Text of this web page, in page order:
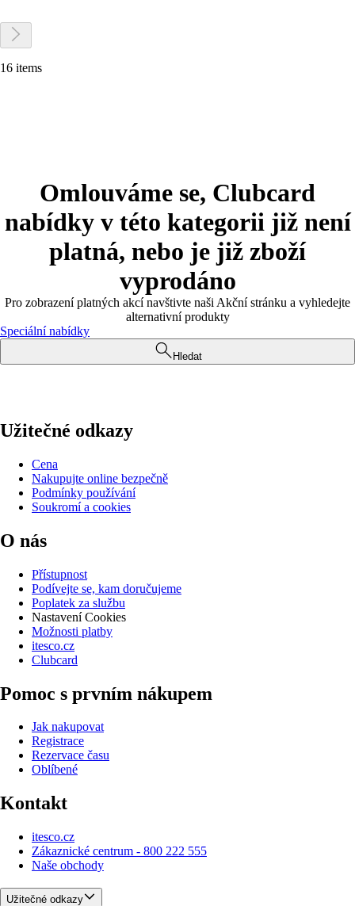
16 items
Omlouváme se, Clubcard
nabídky v této kategorii již není
platná, nebo je již zboží
vyprodáno
Pro zobrazení platných akcí navštivte naši Akční stránku a vyhledejte
alternativní produkty
Speciální nabídky
Hledat
Užitečné odkazy
Cena
Nakupujte online bezpečně
Podmínky používání
Soukromí a cookies
O nás
Přístupnost
Podívejte se, kam doručujeme
Poplatek za službu
Nastavení Cookies
Možnosti platby
itesco.cz
Clubcard
Pomoc s prvním nákupem
Jak nakupovat
Registrace
Rezervace času
Oblíbené
Kontakt
itesco.cz
Zákaznické centrum - 800 222 555
Naše obchody
Užitečné odkazy